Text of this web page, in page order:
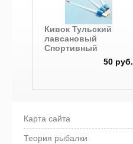
Кивок Тульский
лавсановый
Спортивный
50 руб.
Карта сайта
Теория рыбалки